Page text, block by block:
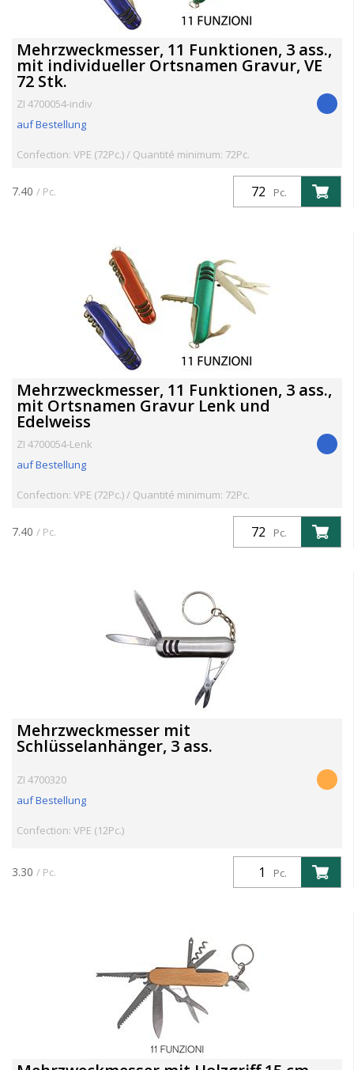
Mehrzweckmesser, 11 Funktionen, 3 ass.,
mit individueller Ortsnamen Gravur, VE
72 Stk.
ZI 4700054-indiv
auf Bestellung
Confection: VPE (72Pc.) / Quantité minimum: 72Pc.
Pc.
7.40 / Pc.
Mehrzweckmesser, 11 Funktionen, 3 ass.,
mit Ortsnamen Gravur Lenk und
Edelweiss
ZI 4700054-Lenk
auf Bestellung
Confection: VPE (72Pc.) / Quantité minimum: 72Pc.
Pc.
7.40 / Pc.
Mehrzweckmesser mit
Schlüsselanhänger, 3 ass.
ZI 4700320
auf Bestellung
Confection: VPE (12Pc.)
Pc.
3.30 / Pc.